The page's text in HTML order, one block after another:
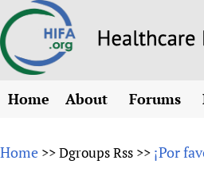
Home
About
Why HIFA is needed
Forums
All)
Home >>Dgroups Rss >> ¡Por